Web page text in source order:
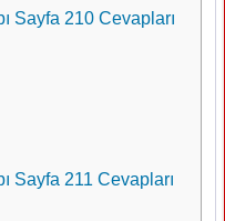
Sayfa 210 Cevapları
Sayfa 211 Cevapları